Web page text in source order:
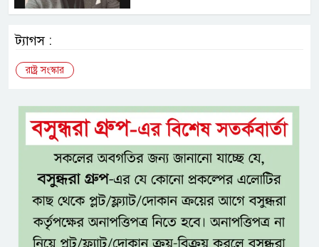
ট্যাগস :
রাষ্ট্র সংস্কার